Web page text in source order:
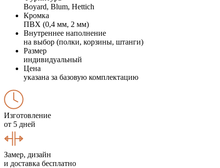
Boyard, Blum, Hettich
Кромка
ПВХ (0,4 мм, 2 мм)
Внутреннее наполнение
на выбор (полки, корзины, штанги)
Размер
индивидуальный
Цена
указана за базовую комплектацию
Изготовление
от 5 дней
Замер, дизайн
и доставка бесплатно